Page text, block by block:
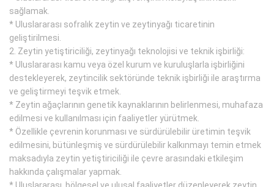
sağlamak.
* Uluslararası sofralık zeytin ve zeytinyağı ticaretinin
geliştirilmesi.
2. Zeytin yetiştiriciliği, zeytinyağı teknolojisi ve teknik işbirliği:
* Uluslararası kamu veya özel kurum ve kuruluşlarla işbirliğini
destekleyerek, zeytincilik sektöründe teknik işbirliği ile araştırma
ve geliştirmeyi teşvik etmek.
* Zeytin ağaçlarının genetik kaynaklarının belirlenmesi, muhafaza
edilmesi ve kullanılması için faaliyetler yürütmek.
* Özellikle çevrenin korunması ve sürdürülebilir üretimin teşvik
edilmesini, bütünleşmiş ve sürdürülebilir kalkınmayı temin etmek
maksadıyla zeytin yetiştiriciliği ile çevre arasındaki etkileşim
hakkında çalışmalar yapmak.
* Uluslararası, bölgesel ve ulusal faaliyetler düzenleyerek zeytin